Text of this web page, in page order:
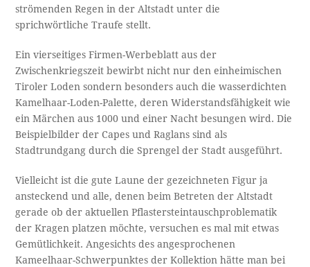
strömenden Regen in der Altstadt unter die
sprichwörtliche Traufe stellt.
Ein vierseitiges Firmen-Werbeblatt aus der
Zwischenkriegszeit bewirbt nicht nur den einheimischen
Tiroler Loden sondern besonders auch die wasserdichten
Kamelhaar-Loden-Palette, deren Widerstandsfähigkeit wie
ein Märchen aus 1000 und einer Nacht besungen wird. Die
Beispielbilder der Capes und Raglans sind als
Stadtrundgang durch die Sprengel der Stadt ausgeführt.
Vielleicht ist die gute Laune der gezeichneten Figur ja
ansteckend und alle, denen beim Betreten der Altstadt
gerade ob der aktuellen Pflastersteintauschproblematik
der Kragen platzen möchte, versuchen es mal mit etwas
Gemütlichkeit. Angesichts des angesprochenen
Kameelhaar-Schwerpunktes der Kollektion hätte man bei